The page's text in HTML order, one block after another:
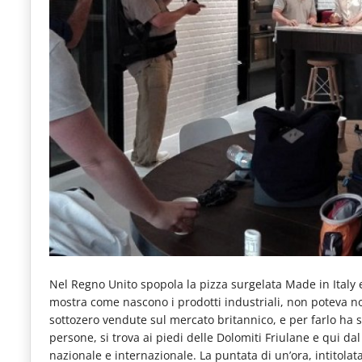
e
articoli
quotidiani
sul
mondo
dell'alimentazione,
dei
consumi
fuoricasa,
del
Service
e
tutte
Nel Regno Unito spopola la pizza surgelata Made in
mostra come nascono i prodotti industriali, non poteva
sottozero vendute sul mercato britannico, e per farlo ha
persone, si trova ai piedi delle Dolomiti Friulane e qui
nazionale e internazionale. La puntata di un’ora,